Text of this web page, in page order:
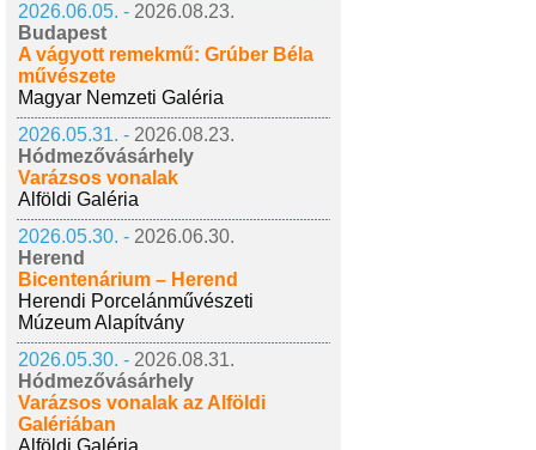
2026.06.05. - 2026.08.23.
Budapest
A vágyott remekmű: Grúber Béla
művészete
Magyar Nemzeti Galéria
2026.05.31. - 2026.08.23.
Hódmezővásárhely
Varázsos vonalak
Alföldi Galéria
2026.05.30. - 2026.06.30.
Herend
Bicentenárium – Herend
Herendi Porcelánművészeti
Múzeum Alapítvány
2026.05.30. - 2026.08.31.
Hódmezővásárhely
Varázsos vonalak az Alföldi
Galériában
Alföldi Galéria